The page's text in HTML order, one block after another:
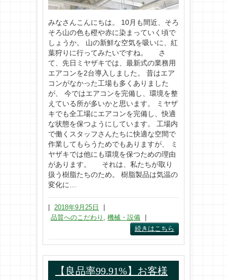
みなさんこんにちは。 10月も間近、そろ
そろ山の色も橙や赤に染まっていく頃で
しょうか。 山の新鮮な空気を吸いに、紅
葉狩りに行ってみたいですね。 さ
て、先日ミヤザキでは、最新式の業務用
エアコンを2台導入しました。 昔はエア
コンがなかった工場も多くありました
が、 今ではエアコンを完備し、環境を整
えている所が多いかと思います。 ミヤザ
キでも全工場にエアコンを完備し、快適
な状態を保つようにしています。 工場内
で働くスタッフさんたちに快適な空間で
作業してもらうためでもありますが、 ミ
ヤザキでは他にも環境を保つための理由
があります。 それは、私たちが取り
扱う樹脂たちのため。 樹脂製品は気温の
変化に…
2018年9月25日
品質へのこだわり , 機械・設備
続きはこちら
【良品率99.91%】お客様